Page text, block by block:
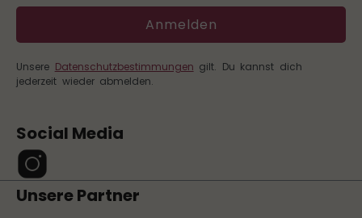
Anmelden
Unsere Datenschutzbestimmungen gilt. Du kannst dich
jederzeit wieder abmelden.
Social Media
Unsere Partner